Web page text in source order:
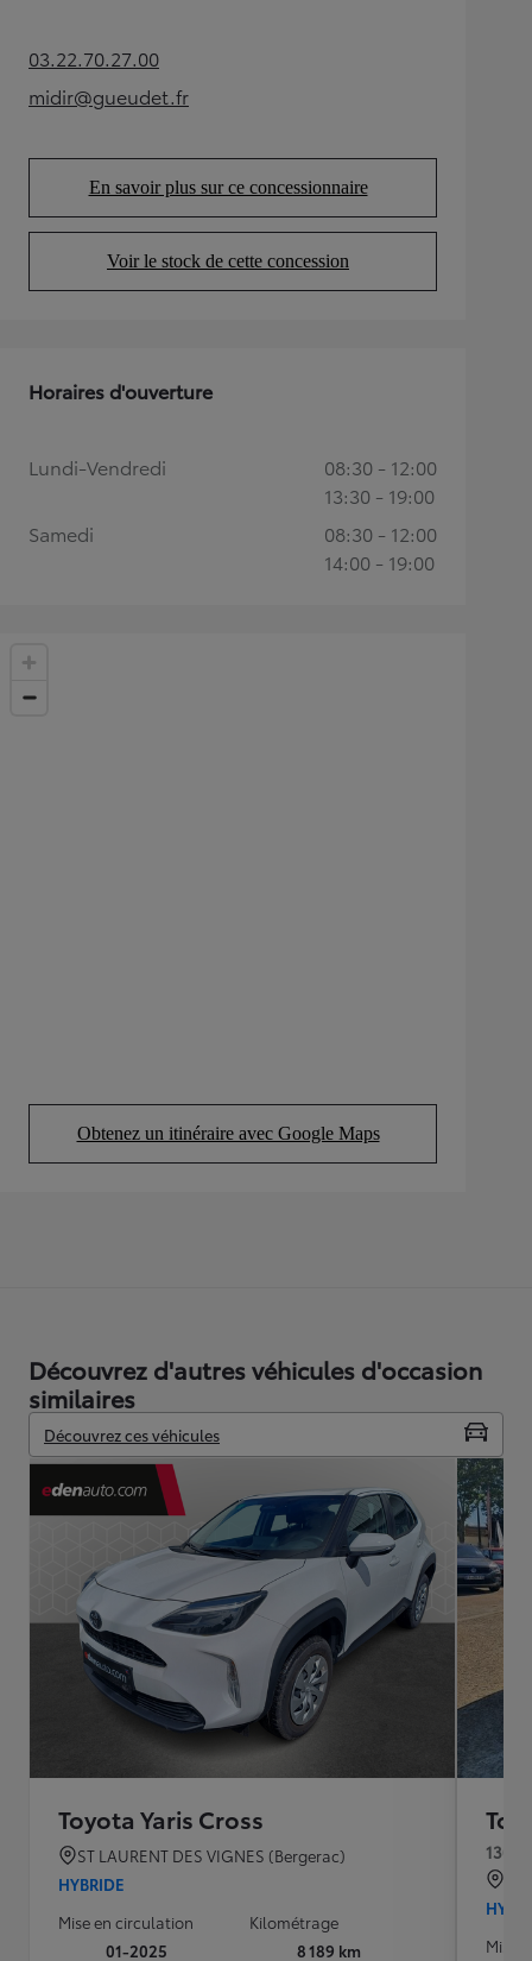
03.22.70.27.00(Opens in new tab)
midir@gueudet.fr(Opens in new tab)
En savoir plus sur ce concessionnaire
(Opens in new tab)
Voir le stock de cette concession
(Opens in new tab)
Obtenez un itinéraire avec Google Maps
(Opens in new tab)
Horaires d'ouverture
Lundi-Vendredi
08:30 - 12:00
13:30 - 19:00
Samedi
08:30 - 12:00
14:00 - 19:00
Découvrez d'autres véhicules d'occasion
similaires
Découvrez ces véhicules
Toyota Yaris Cross
ST LAURENT DES VIGNES (Bergerac)
HYBRIDE
Mise en circulation
01-2025
Kilométrage
8 189 km
130h
Mise